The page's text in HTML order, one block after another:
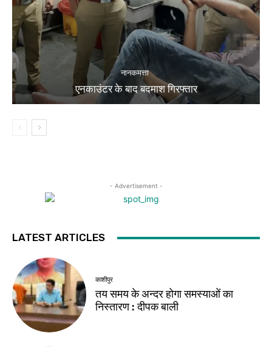
नानकमत्ता
एनकाउंटर के बाद बदमाश गिरफ्तार
- Advertisement -
LATEST ARTICLES
काशीपुर
तय समय के अन्दर होगा समस्याओं का
निस्तारण : दीपक बाली